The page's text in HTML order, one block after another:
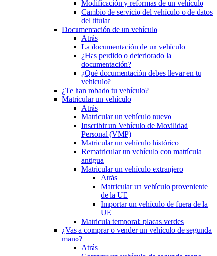
Modificación y reformas de un vehículo
Cambio de servicio del vehículo o de datos
del titular
Documentación de un vehículo
Atrás
La documentación de un vehículo
¿Has perdido o deteriorado la
documentación?
¿Qué documentación debes llevar en tu
vehículo?
¿Te han robado tu vehículo?
Matricular un vehículo
Atrás
Matricular un vehículo nuevo
Inscribir un Vehículo de Movilidad
Personal (VMP)
Matricular un vehículo histórico
Rematricular un vehículo con matrícula
antigua
Matricular un vehículo extranjero
Atrás
Matricular un vehículo proveniente
de la UE
Importar un vehículo de fuera de la
UE
Matricula temporal: placas verdes
¿Vas a comprar o vender un vehículo de segunda
mano?
Atrás